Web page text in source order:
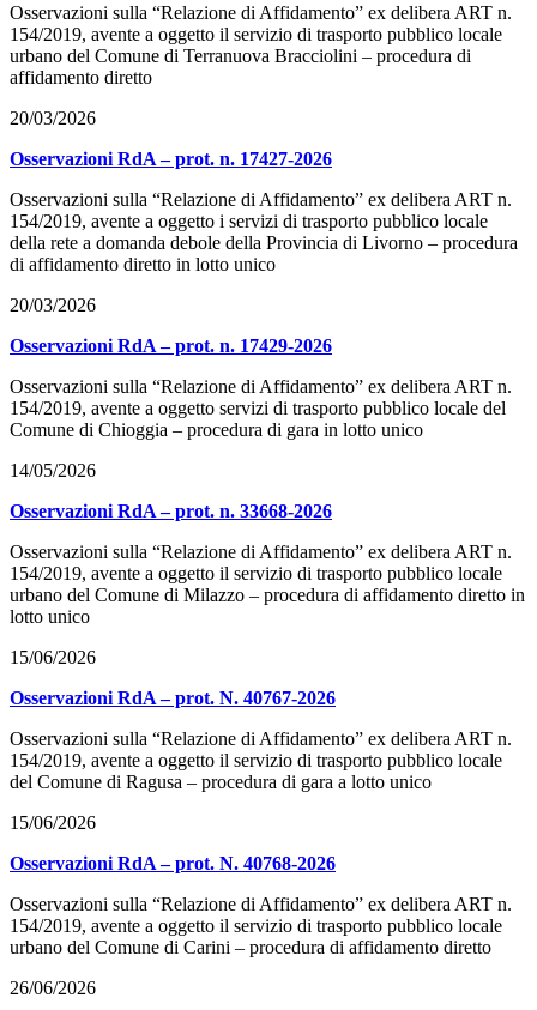
Osservazioni sulla “Relazione di Affidamento” ex delibera ART n.
154/2019, avente a oggetto il servizio di trasporto pubblico locale
urbano del Comune di Terranuova Bracciolini – procedura di
affidamento diretto
20/03/2026
Osservazioni RdA – prot. n. 17427-2026
Osservazioni sulla “Relazione di Affidamento” ex delibera ART n.
154/2019, avente a oggetto i servizi di trasporto pubblico locale
della rete a domanda debole della Provincia di Livorno – procedura
di affidamento diretto in lotto unico
20/03/2026
Osservazioni RdA – prot. n. 17429-2026
Osservazioni sulla “Relazione di Affidamento” ex delibera ART n.
154/2019, avente a oggetto servizi di trasporto pubblico locale del
Comune di Chioggia – procedura di gara in lotto unico
14/05/2026
Osservazioni RdA – prot. n. 33668-2026
Osservazioni sulla “Relazione di Affidamento” ex delibera ART n.
154/2019, avente a oggetto il servizio di trasporto pubblico locale
urbano del Comune di Milazzo – procedura di affidamento diretto in
lotto unico
15/06/2026
Osservazioni RdA – prot. N. 40767-2026
Osservazioni sulla “Relazione di Affidamento” ex delibera ART n.
154/2019, avente a oggetto il servizio di trasporto pubblico locale
del Comune di Ragusa – procedura di gara a lotto unico
15/06/2026
Osservazioni RdA – prot. N. 40768-2026
Osservazioni sulla “Relazione di Affidamento” ex delibera ART n.
154/2019, avente a oggetto il servizio di trasporto pubblico locale
urbano del Comune di Carini – procedura di affidamento diretto
26/06/2026